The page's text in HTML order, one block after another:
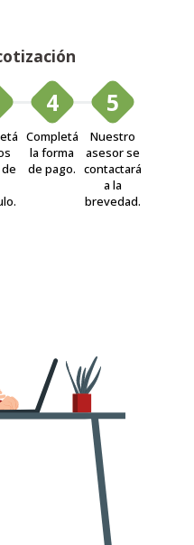
4
Completá
la forma
de pago.
5
Nuestro
asesor se
contactará
a la
brevedad.